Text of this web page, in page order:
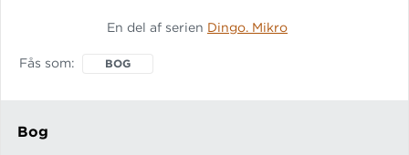
Lix: 5 LET-tal: 17
En del af serien Dingo. Mikro
Fås som BOG
Bog